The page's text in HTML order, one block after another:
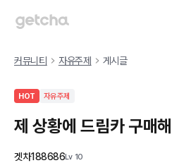
커뮤니티 자유주제 게시글
HOT 자유주제
제 상황에 드림카 구매
겟차188686Lv 10